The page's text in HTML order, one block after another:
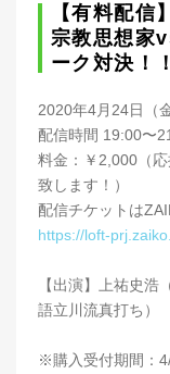
【有料配
宗教思想家
ーク対決！
2020年4月24日（金
配信時間 19:00〜
料金：￥2,000（
致します！）
配信チケットは
https://loft-
【出演】上祐史
語立川流真打ち）
※購入受付期間：